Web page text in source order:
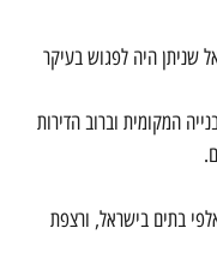
שניתן היה לפגוש בעיקר
המקומית וברוב הדירות
בתים בישראל, ורצפת